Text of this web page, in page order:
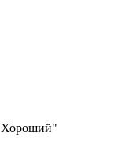
"Хороший"